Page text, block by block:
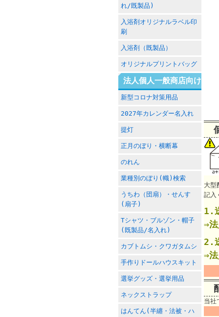
れ/既製品)
入浴剤オリジナルラベル印
刷
入浴剤（既製品）
オリジナルプリントバッグ
法人個人一般商店向け
新型コロナ対策用品
2027年カレンダー名入れ
提灯
正月のぼり・横断幕
のれん
業種別のぼり(幟)検索
うちわ（団扇）・せんす
(扇子)
Tシャツ・ブルゾン・帽子
(既製品/名入れ)
カブトムシ・クワガタムシ
手作りドールハウスキット
選挙グッズ・選挙用品
ネックストラップ
はんてん(半纏・法被・ハ
大型
記入
1.
⇒
2.
⇒
当社